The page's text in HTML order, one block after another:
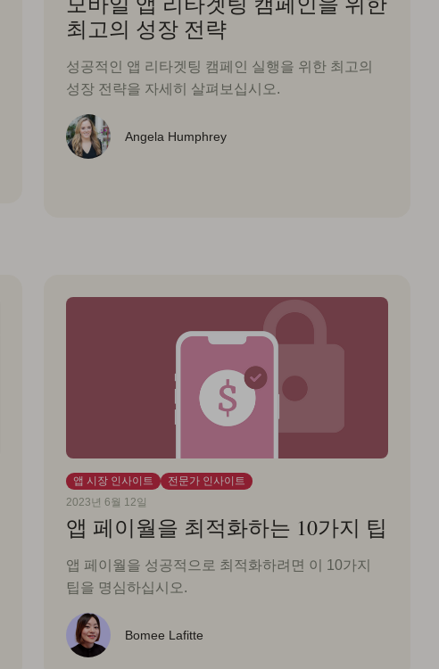
최고의 성장 전략
성공적인 앱 리타겟팅 캠페인 실행을 위한 최고의
성장 전략을 자세히 살펴보십시오.
Angela Humphrey
앱 시장 인사이트
전문가 인사이트
2023년 6월 12일
앱 페이월을 최적화하는 10가지 팁
앱 페이월을 성공적으로 최적화하려면 이 10가지
팁을 명심하십시오.
Bomee Lafitte